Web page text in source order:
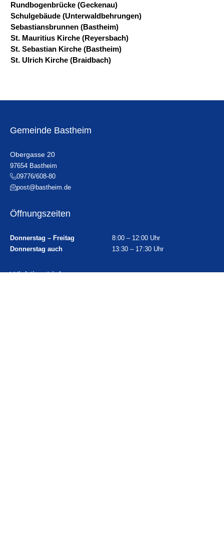
Rundbogenbrücke (Geckenau)
Schulgebäude (Unterwaldbehrungen)
Sebastiansbrunnen (Bastheim)
St. Mauritius Kirche (Reyersbach)
St. Sebastian Kirche (Bastheim)
St. Ulrich Kirche (Braidbach)
Gemeinde Bastheim
Obergasse 20
97654 Bastheim
09776/608-80
post@bastheim.de
Öffnungszeiten
Donnerstag – Freitag
8:00 – 12:00 Uhr
Donnerstag auch
13:30 – 17:30 Uhr
Wichtige Links